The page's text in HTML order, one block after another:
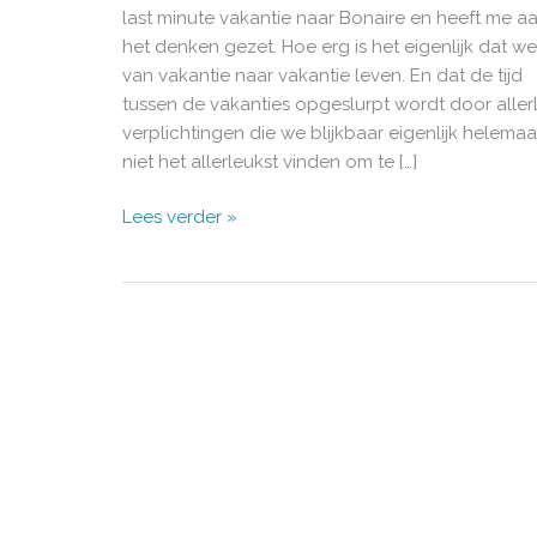
last minute vakantie naar Bonaire en heeft me
het denken gezet. Hoe erg is het eigenlijk dat we
van vakantie naar vakantie leven. En dat de tijd
tussen de vakanties opgeslurpt wordt door
verplichtingen die we blijkbaar eigenlijk
niet het allerleukst vinden om te […]
Out
Lees verder »